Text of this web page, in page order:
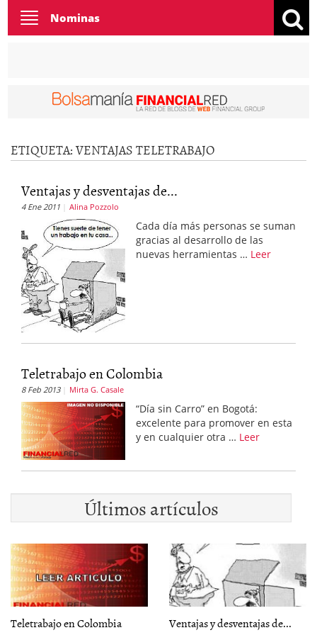
Toggle
navigation
Nominas
ETIQUETA:VENTAJAS TELETRABAJO
Ventajas y desventajas de...
4 Ene 2011 Alina Pozzolo
Cada día más personas se suman
gracias al desarrollo de las
nuevas herramientas … Leer
Teletrabajo en Colombia
8 Feb 2013 Mirta G. Casale
“Día sin Carro” en Bogotá:
excelente para promover en esta
y en cualquier otra … Leer
Últimos artículos
Teletrabajo en Colombia Ventajas y desventajas de...